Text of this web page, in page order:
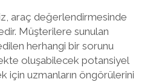
araç değerlendirmesinde
Müşterilere sunulan
herhangi bir sorunu
oluşabilecek potansiyel
için uzmanların öngörülerini